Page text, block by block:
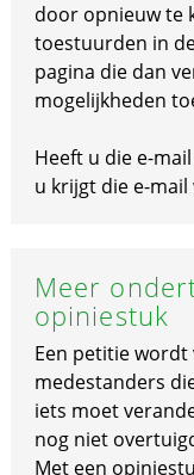
door opnieuw te
toestuurden in
pagina die dan
mogelijkheden
Heeft u die e-
u krijgt die e-mail
Meer
opiniestuk
Een petitie
medestanders
iets moet
nog niet
Met een